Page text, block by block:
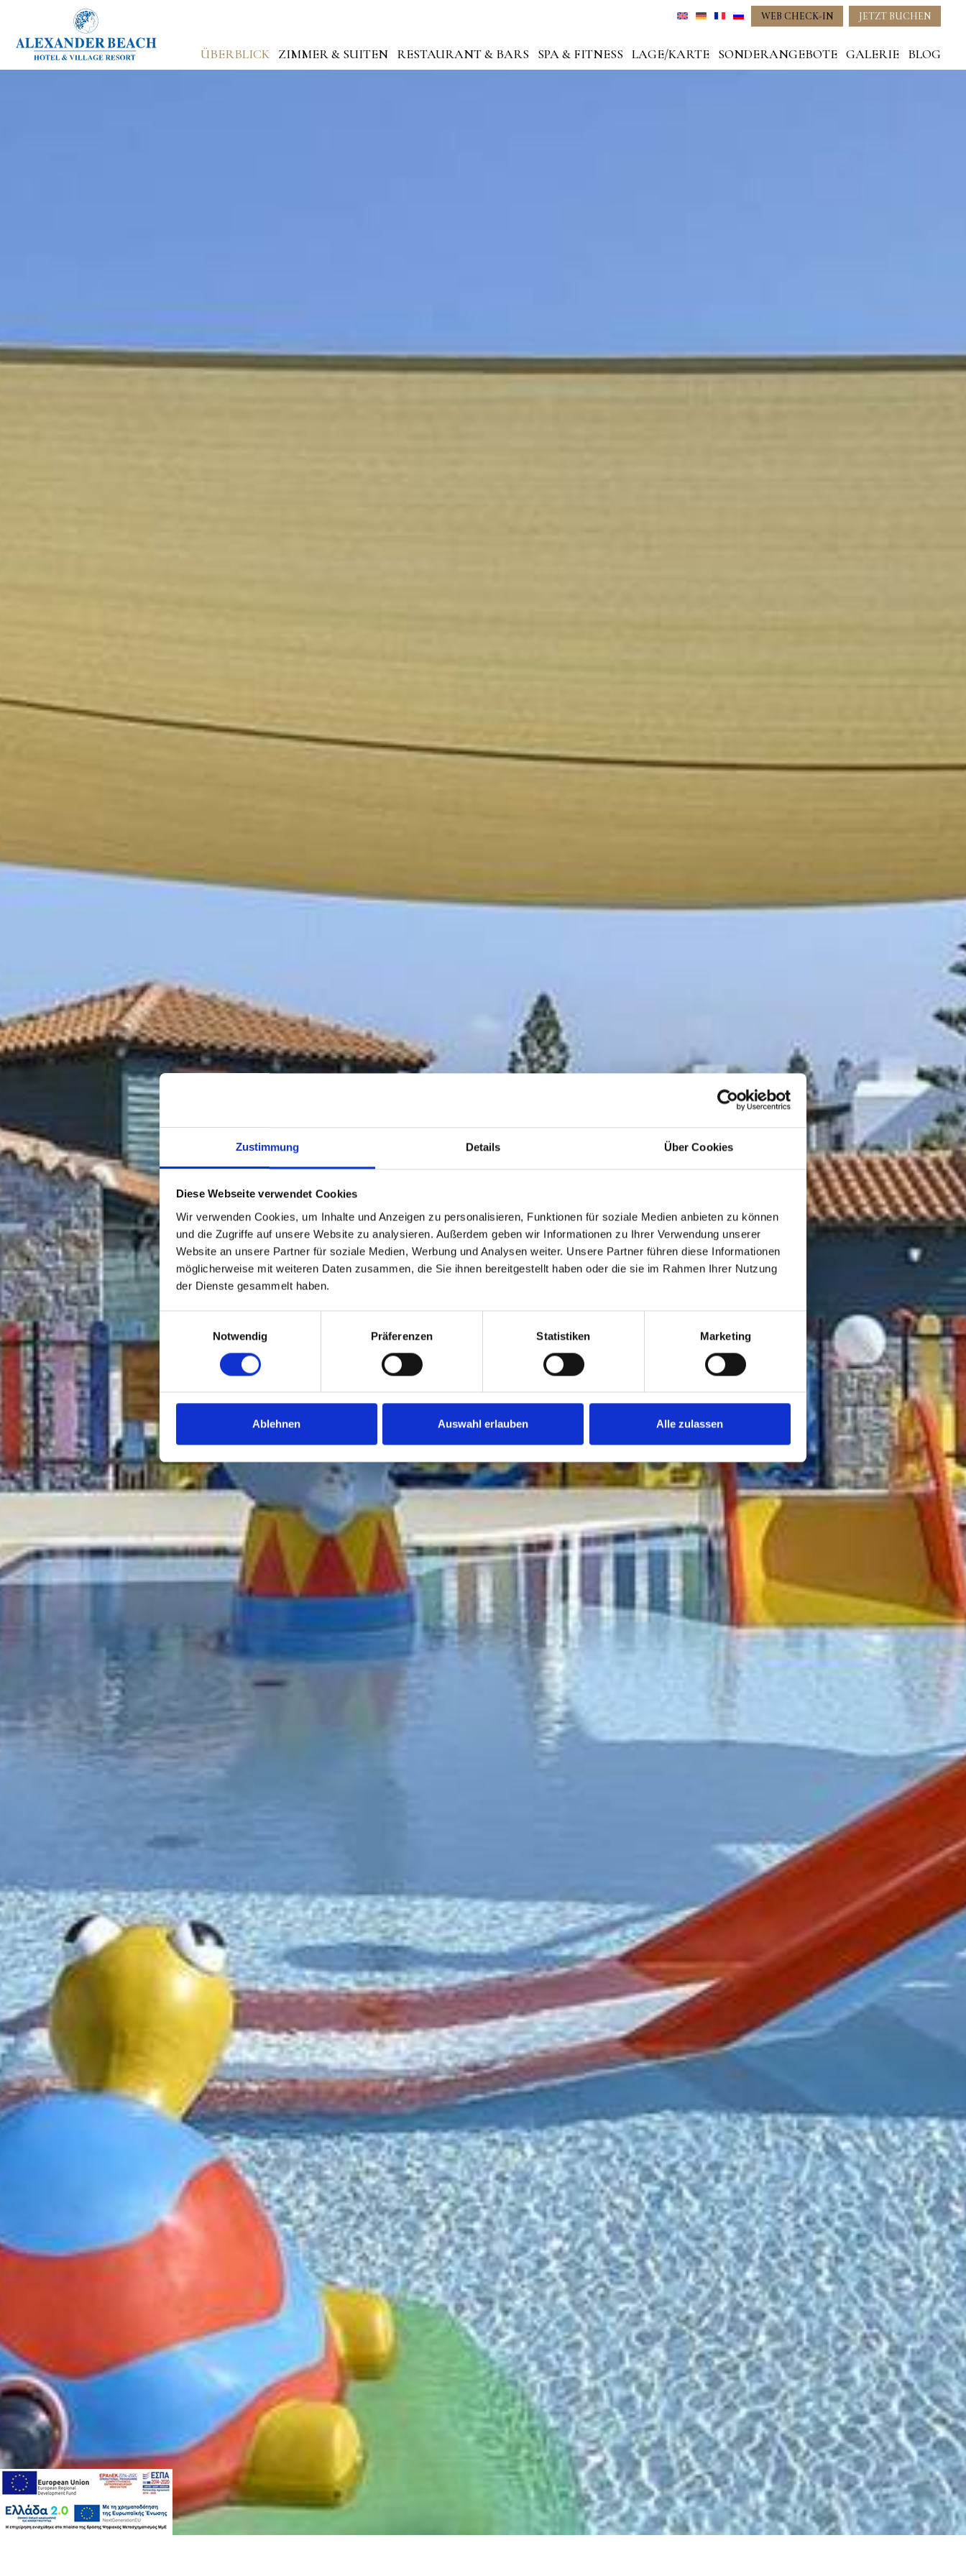
Zustimmung Details Über Cookies
Diese Webseite verwendet Cookies
Wir verwenden Cookies, um Inhalte und Anzeigen zu personalisieren, Funktionen für soziale Medien anbieten zu können
und die Zugriffe auf unsere Website zu analysieren. Außerdem geben wir Informationen zu Ihrer Verwendung unserer
Website an unsere Partner für soziale Medien, Werbung und Analysen weiter. Unsere Partner führen diese Informationen
möglicherweise mit weiteren Daten zusammen, die Sie ihnen bereitgestellt haben oder die sie im Rahmen Ihrer Nutzung
der Dienste gesammelt haben.
Notwendig
Präferenzen Statistiken Marketing
Ablehnen Auswahl erlauben Alle zulassen
WEB CHECK-IN JETZT BUCHEN
ÜBERBLICK ZIMMER & SUITEN RESTAURANT & BARS SPA & FITNESS LAGE/KARTE SONDERANGEBOTE GALERIE BLOG